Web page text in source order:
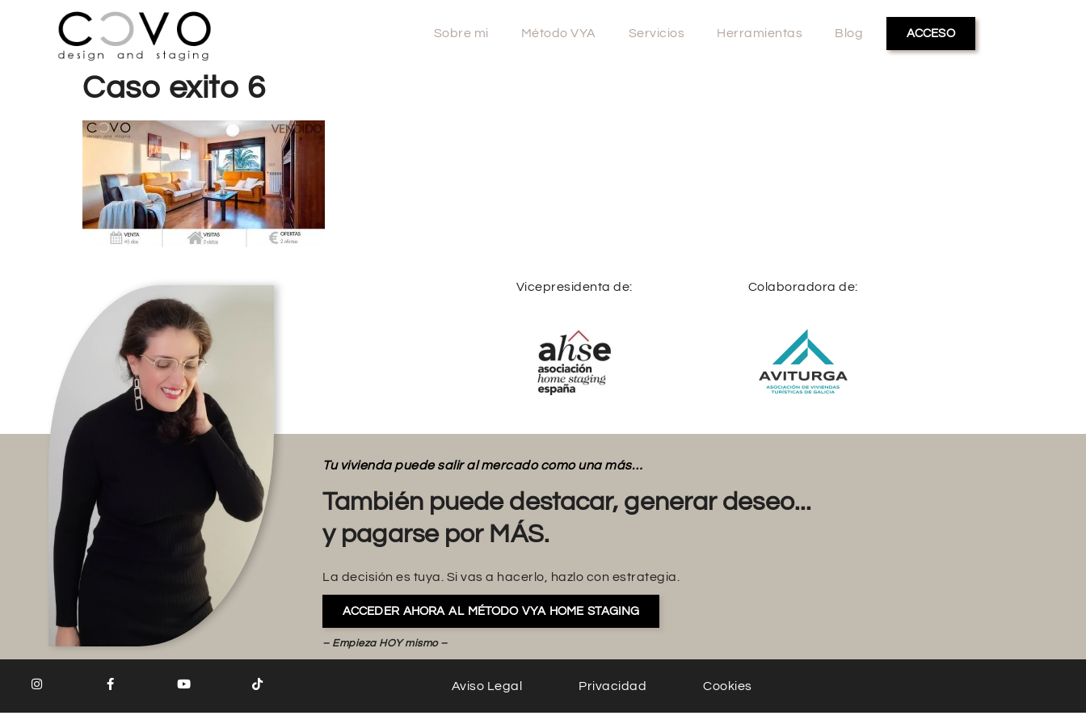
Sobre mi Método VYA Servicios Herramientas Blog ACCESO
Caso exito 6
Vicepresidenta de: Colaboradora de:
Tu vivienda puede salir al mercado como una más…
También puede destacar, generar deseo...
y pagarse por MÁS.
La decisión es tuya. Si vas a hacerlo, hazlo con estrategia.
ACCEDER AHORA AL MÉTODO VYA HOME STAGING
– Empieza HOY mismo –
Aviso Legal Privacidad Cookies